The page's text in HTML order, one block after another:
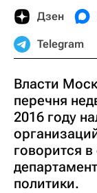
Дзен
Telegram
Власти
перечня
2016 году
говорится
политики.